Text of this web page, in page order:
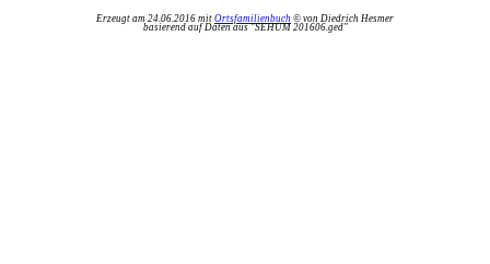
Erzeugt am 24.06.2016 mit Ortsfamilienbuch © von Diedrich Hesmer
basierend auf Daten aus "SEHUM 201606.ged"